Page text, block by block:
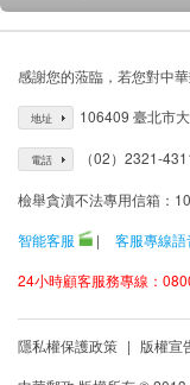
感謝您的蒞臨，若您對中
地址 106409 臺北市
電話 （02）2321-
檢舉貪瀆不法專用信箱：
智能客服
| 客服專線
24小時顧客服務專線：
隱私權保護政策 | 版權宣